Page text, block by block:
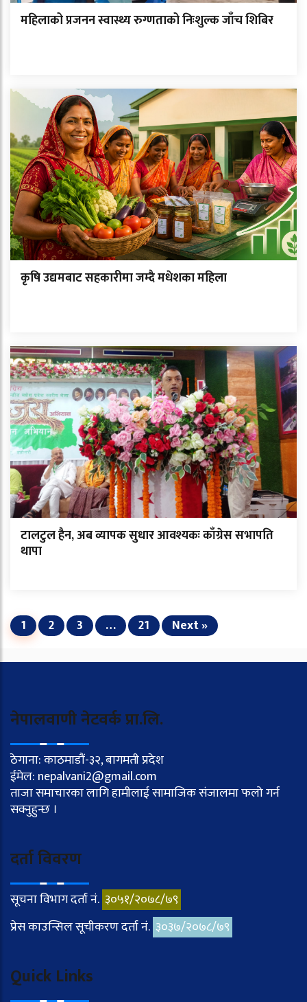
महिलाको प्रजनन स्वास्थ्य रुग्णताको निःशुल्क जाँच शिबिर
कृषि उद्यमबाट सहकारीमा जम्दै मधेशका महिला
टालटुल हैन, अब व्यापक सुधार आवश्यकः काँग्रेस सभापति
थापा
1 2 3 … 21 Next »
नेपालवाणी नेटवर्क प्रा.लि.
ठेगाना: काठमाडौं-३२, बागमती प्रदेश
ईमेल: nepalvani2@gmail.com
ताजा समाचारका लागि हामीलाई सामाजिक संजालमा फलो गर्न
सक्नुहुन्छ ।
दर्ता विवरण
सूचना विभाग दर्ता नं. ३०५१/२०७८/७९
प्रेस काउन्सिल सूचीकरण दर्ता नं. ३०३७/२०७८/७९
Quick Links